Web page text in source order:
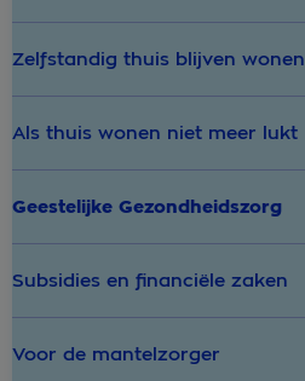
Zelfstandig thuis blijven wonen
Als thuis wonen niet meer lukt
Geestelijke Gezondheidszorg
Subsidies en financiële zaken
Voor de mantelzorger